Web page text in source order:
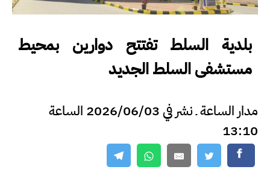
بلدية السلط تفتتح دوارين بمحيط
مستشفى السلط الجديد
مدار الساعة ـ نشر في 2026/06/03 الساعة
13:10